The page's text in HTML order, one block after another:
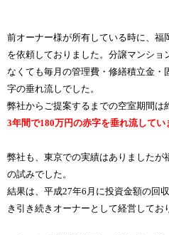
前オーナー様が所有している時に、福
を依頼しておりました。分譲マンシ
なくても毎月の管理費・修繕積立金・
字の垂れ流しでした。
弊社からご提案するまでの空室期間は
3年間で180万円の赤字を垂れ流してい
弊社も、東京での実績はありましたが
の試みでした。
結果は、平成27年6月に投資金額の回
き引き続きオーナーとして経営してお